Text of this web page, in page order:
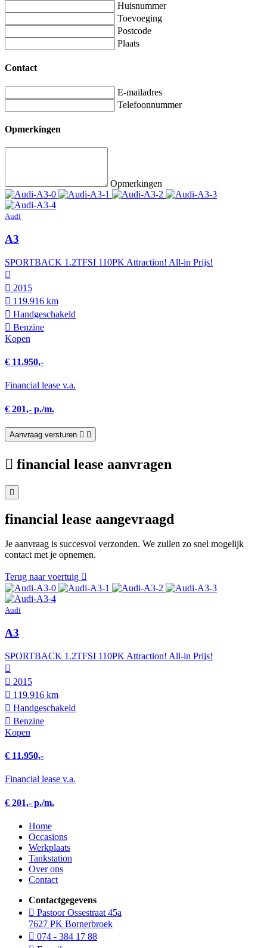
Huisnummer
Toevoeging
Postcode
Plaats
Contact
E-mailadres
Telefoonnummer
Opmerkingen
Opmerkingen
Audi
A3
SPORTBACK 1.2TFSI 110PK Attraction! All-in Prijs!
2015
119.916 km
Hand­geschakeld
Benzine
Kopen
€ 11.950,-
Financial lease v.a.
€ 201,- p./m.
Aanvraag versturen
financial lease aanvragen
financial lease aangevraagd
Je aanvraag is succesvol verzonden. We zullen zo snel mogelijk
contact met je opnemen.
Terug naar voertuig
Audi
A3
SPORTBACK 1.2TFSI 110PK Attraction! All-in Prijs!
2015
119.916 km
Hand­geschakeld
Benzine
Kopen
€ 11.950,-
Financial lease v.a.
€ 201,- p./m.
Home
Occasions
Werkplaats
Tankstation
Over ons
Contact
Contactgegevens
Pastoor Ossestraat 45a
7627 PK Bornerbroek
074 - 384 17 88